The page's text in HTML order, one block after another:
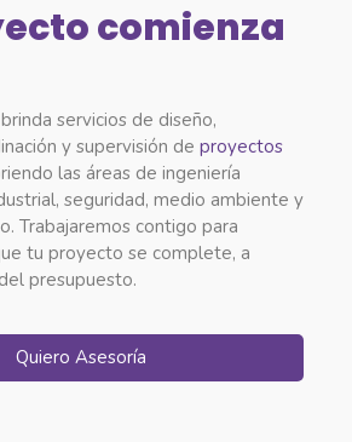
comienza
servicios de diseño,
y supervisión de proyectos
las áreas de ingeniería
seguridad, medio ambiente y
Trabajaremos contigo para
tu proyecto se complete, a
presupuesto.
Quiero Asesoría